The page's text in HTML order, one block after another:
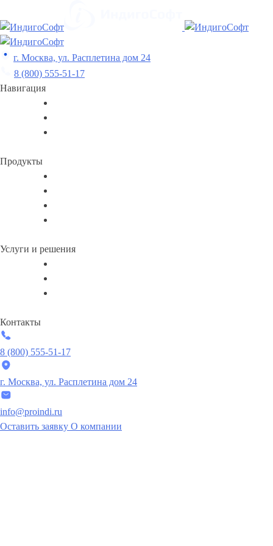
to
content
г. Москва, ул. Расплетина дом 24
8 (800) 555-51-17
Навигация
Продукты
Услуги и решения
Контакты
8 (800) 555-51-17
г. Москва, ул. Расплетина дом 24
info@proindi.ru
Оставить заявку О компании